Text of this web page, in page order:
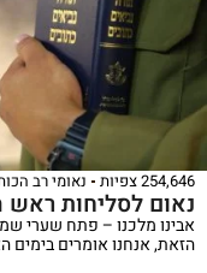
254,646 צפיות נאומי רב
נאום לסליחות
אבינו מלכנו – פתח שערי
הזאת, אנחנו אומרים